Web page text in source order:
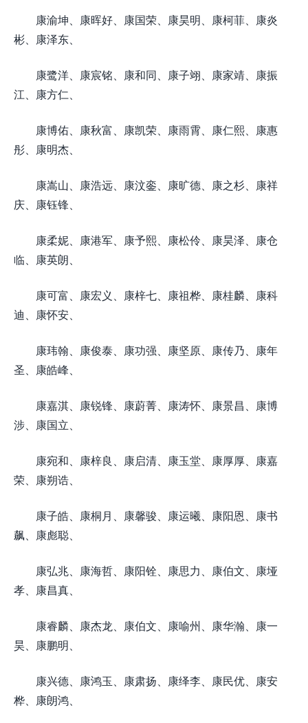
康渝坤、康晖好、康国荣、康昊明、康柯菲、康炎
彬、康泽东、
康鹭洋、康宸铭、康和同、康子翊、康家靖、康振
江、康方仁、
康博佑、康秋富、康凯荣、康雨霄、康仁熙、康惠
彤、康明杰、
康嵩山、康浩远、康汶銮、康旷德、康之杉、康祥
庆、康钰锋、
康柔妮、康港军、康予熙、康松伶、康昊泽、康仓
临、康英朗、
康可富、康宏义、康梓七、康祖桦、康桂麟、康科
迪、康怀安、
康玮翰、康俊泰、康功强、康坚原、康传乃、康年
圣、康皓峰、
康嘉淇、康锐锋、康蔚菁、康涛怀、康景昌、康博
涉、康国立、
康宛和、康梓良、康启清、康玉堂、康厚厚、康嘉
荣、康朔诰、
康子皓、康桐月、康馨骏、康运曦、康阳恩、康书
飙、康彪聪、
康弘兆、康海哲、康阳铨、康思力、康伯文、康垭
孝、康昌真、
康睿麟、康杰龙、康伯文、康喻州、康华瀚、康一
昊、康鹏明、
康兴德、康鸿玉、康肃扬、康绎李、康民优、康安
桦、康朗鸿、